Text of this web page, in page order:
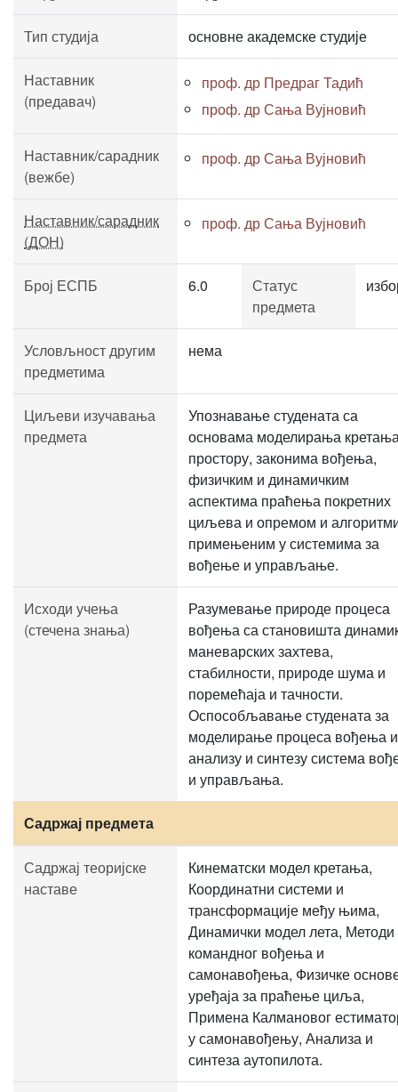
Тип студија основне академске студије
Наставник
(предавач)
проф. др Предраг Тадић
проф. др Сања Вујновић
Наставник/сарадник
(вежбе)
проф. др Сања Вујновић
Наставник/сарадник
(ДОН)
проф. др Сања Вујновић
Број ЕСПБ 6.0
Статус
предмета
Условљност другим
предметима
нема
Циљеви изучавања
предмета
Упознавање студената са
основама моделирања
простору, законима вођења,
физичким и динамичким
аспектима праћења покретних
циљева и опремом и
примењеним у системима за
вођење и управљање.
Исходи учења
(стечена знања)
Разумевање природе процеса
вођења са становишта
маневарских захтева,
стабилности, природе шума и
поремећаја и тачности.
Оспособљавање студената за
моделирање процеса вођења и
анализу и синтезу система
и управљања.
Садржај предмета
Садржај теоријске
наставе
Кинематски модел кретања,
Координатни системи и
трансформације међу њима,
Динамички модел лета, Методи
командног вођења и
самонавођења, Физичке
уређаја за праћење циља,
Примена Калмановог
у самонавођењу, Анализа и
синтеза аутопилота.